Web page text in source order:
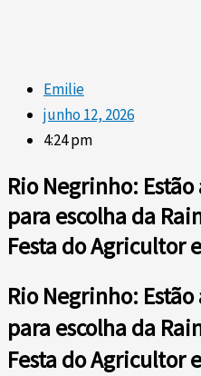
Emilie
junho 12, 2026
4:24 pm
Rio Negrinho:
para escolha da
Festa do Agricultor
Rio Negrinho:
para escolha da
Festa do Agricultor